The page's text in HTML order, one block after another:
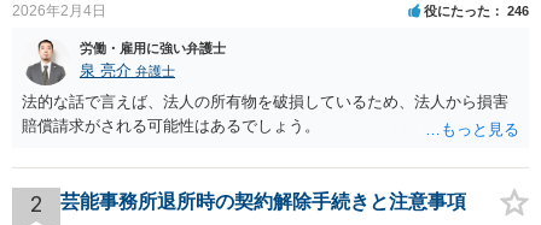
2026年2月4日 役にたった 246
労働・雇用に強い弁護士
泉 亮介 弁護士
法的な話で言えば、法人の所有物を破損しているため、法人から損害
賠償請求がされる可能性はあるでしょう。
2 芸能事務所退所時の契約解除手続きと注意事項